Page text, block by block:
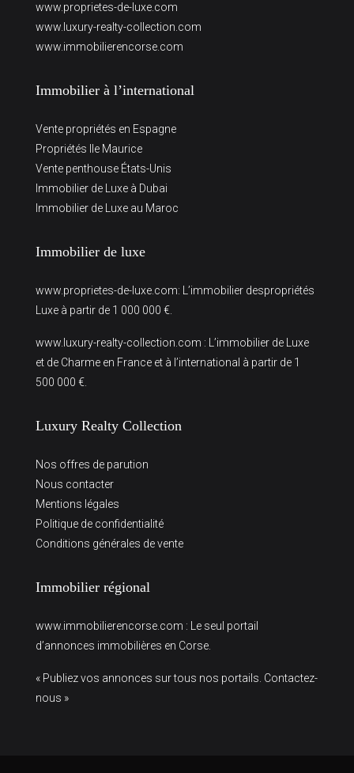
www.proprietes-de-luxe.com
www.luxury-realty-collection.com
www.immobilierencorse.com
Immobilier à l’international
Vente propriétés en Espagne
Propriétés Ile Maurice
Vente penthouse États-Unis
Immobilier de Luxe à Dubai
Immobilier de Luxe au Maroc
Immobilier de luxe
www.proprietes-de-luxe.com: L’immobilier despropriétés
Luxe à partir de 1 000 000 €.
www.luxury-realty-collection.com : L’immobilier de Luxe
et de Charme en France et à l’international à partir de 1
500 000 €.
Luxury Realty Collection
Nos offres de parution
Nous contacter
Mentions légales
Politique de confidentialité
Conditions générales de vente
Immobilier régional
www.immobilierencorse.com : Le seul portail
d’annonces immobilières en Corse.
« Publiez vos annonces sur tous nos portails. Contactez-
nous »